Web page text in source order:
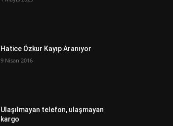
Hatice Özkur Kayıp Aranıyor
9 Nisan 2016
Ulaşılmayan telefon, ulaşmayan
kargo